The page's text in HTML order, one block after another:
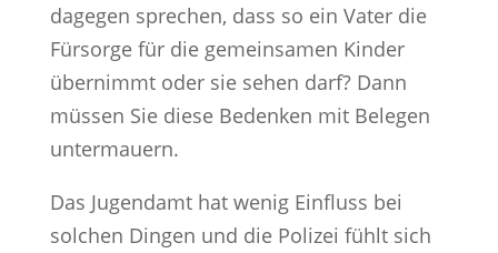
dagegen sprechen, dass so ein Vater die
Fürsorge für die gemeinsamen Kinder
übernimmt oder sie sehen darf? Dann
müssen Sie diese Bedenken mit Belegen
untermauern.
Das Jugendamt hat wenig Einfluss bei
solchen Dingen und die Polizei fühlt sich